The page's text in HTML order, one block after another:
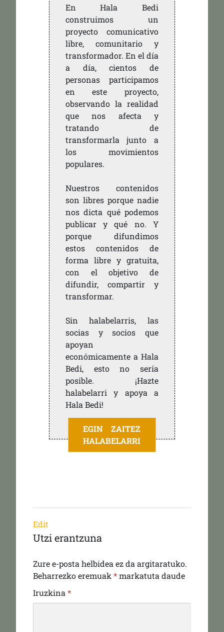
En Hala Bedi
construimos un
proyecto comunicativo
libre, comunitario y
transformador. En el día
a día, cientos de
personas participamos
en este proyecto,
observando la realidad
que nos afecta y
tratando de
transformarla junto a
los movimientos
populares.
Nuestros contenidos
son libres porque nadie
nos dicta qué podemos
publicar y qué no. Y
porque difundimos
estos contenidos de
forma libre y gratuita,
con el objetivo de
difundir, compartir y
transformar.
Sin halabelarris, las
socias y socios que
apoyan
económicamente a Hala
Bedi, esto no sería
posible. ¡Hazte
halabelarri y apoya a
Hala Bedi!
EGIN ZAITEZ
HALABELARRI
Edit
Utzi erantzuna
Zure e-posta helbidea ez da argitaratuko.
Beharrezko eremuak *markatuta daude
Iruzkina *